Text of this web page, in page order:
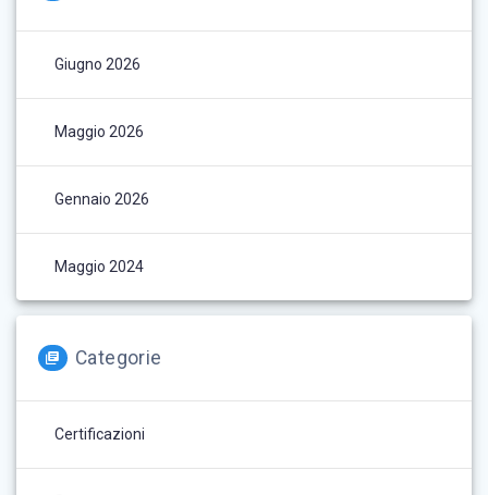
Giugno 2026
Maggio 2026
Gennaio 2026
Maggio 2024
Categorie
Certificazioni